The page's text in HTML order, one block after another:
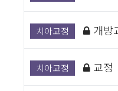
치아교정 개방
치아교정 교정